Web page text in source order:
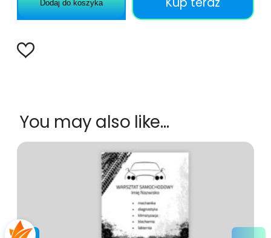
Dodaj do koszyka
You may also like…